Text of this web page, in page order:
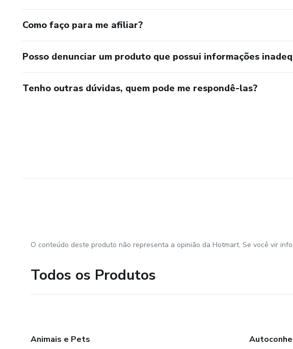
Como faço para me afiliar?
Posso denunciar um produto que possui informações
Tenho outras dúvidas, quem pode me respondê-las?
O conteúdo deste produto não representa a opinião da Hotmart. Se você vir
Todos os Produtos
Animais e Pets